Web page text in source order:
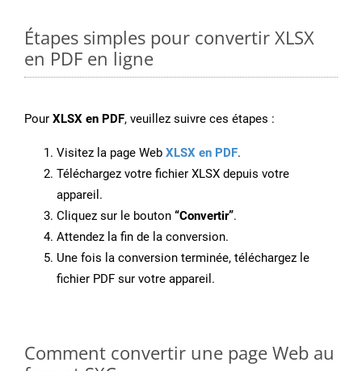
Étapes simples pour convertir XLSX
en PDF en ligne
Pour XLSX en PDF, veuillez suivre ces étapes :
Visitez la page Web XLSX en PDF.
Téléchargez votre fichier XLSX depuis votre
appareil.
Cliquez sur le bouton “Convertir”.
Attendez la fin de la conversion.
Une fois la conversion terminée, téléchargez le
fichier PDF sur votre appareil.
Comment convertir une page Web au